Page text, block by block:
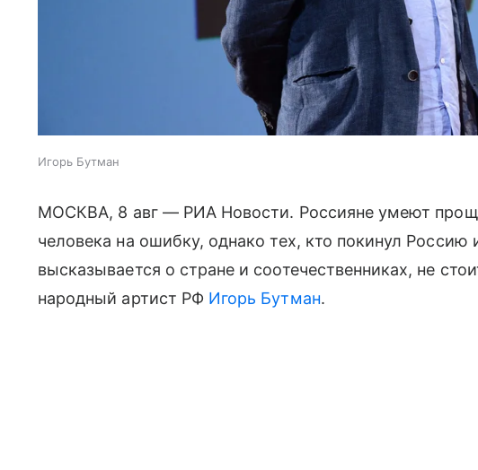
Игорь Бутман
МОСКВА, 8 авг — РИА Новости. Россияне умеют
человека на ошибку, однако тех, кто покинул Россию
высказывается о стране и соотечественниках, не
народный артист РФ Игорь Бутман.